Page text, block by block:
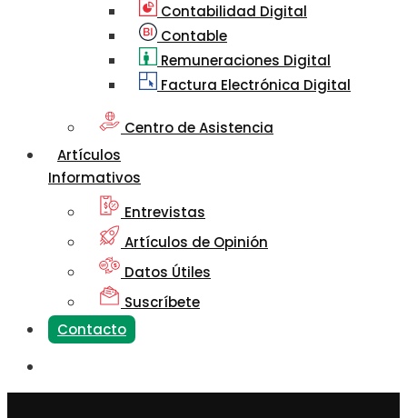
Contabilidad Digital
Contable
Remuneraciones Digital
Factura Electrónica Digital
Centro de Asistencia
Artículos
Informativos
Entrevistas
Artículos de Opinión
Datos Útiles
Suscríbete
Contacto